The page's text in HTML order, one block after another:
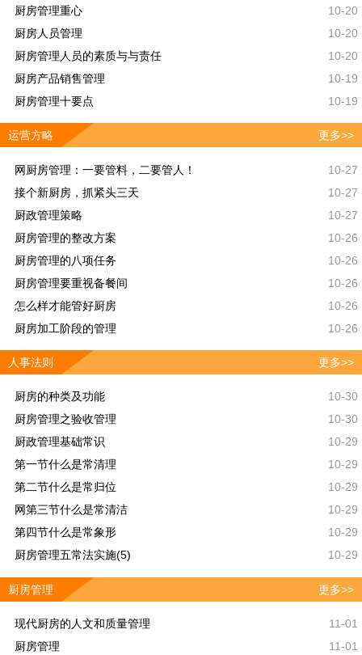
厨房管理重心
10-20
厨房人员管理
10-20
厨房管理人员的素质与与责任
10-20
厨房产品销售管理
10-19
厨房管理十要点
10-19
运营方略 更多>>
网厨房管理：一要管料，二要管人！
10-27
接个新厨房，抓紧头三天
10-27
厨政管理策略
10-27
厨房管理的整改方案
10-26
厨房管理的八项任务
10-26
厨房管理要重视备餐间
10-26
怎么样才能管好厨房
10-26
厨房加工阶段的管理
10-26
人事法则 更多>>
厨房的种类及功能
10-30
厨房管理之验收管理
10-30
厨政管理基础常识
10-29
第一节什么是常清理
10-29
第二节什么是常归位
10-29
网第三节什么是常清洁
10-29
第四节什么是常象形
10-29
厨房管理五常法实施(5)
10-29
厨房管理 更多>>
现代厨房的人文和质量管理
11-01
厨房管理
11-01